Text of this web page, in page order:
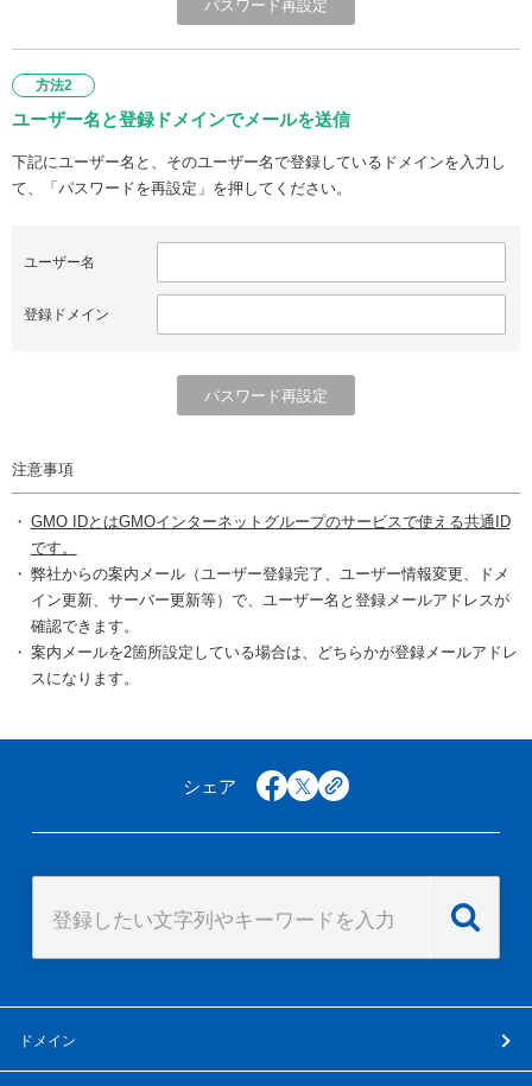
方法2
ユーザー名と登録ドメインでメールを送信
下記にユーザー名と、そのユーザー名で登録しているドメインを入力し
て、「パスワードを再設定」を押してください。
ユーザー名
登録ドメイン
注意事項
GMO IDとはGMOインターネットグループのサービスで使える共通ID
です。
弊社からの案内メール（ユーザー登録完了、ユーザー情報変更、ドメ
イン更新、サーバー更新等）で、ユーザー名と登録メールアドレスが
確認できます。
案内メールを2箇所設定している場合は、どちらかが登録メールアドレ
スになります。
シェア facebook
x copy
ドメイン